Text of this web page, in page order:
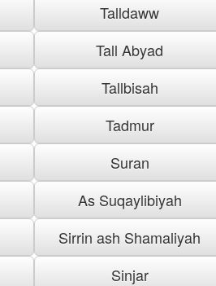
Talldaww
Tall Abyad
Tallbisah
Tadmur
Suran
As Suqaylibiyah
Sirrin ash Shamaliyah
Sinjar